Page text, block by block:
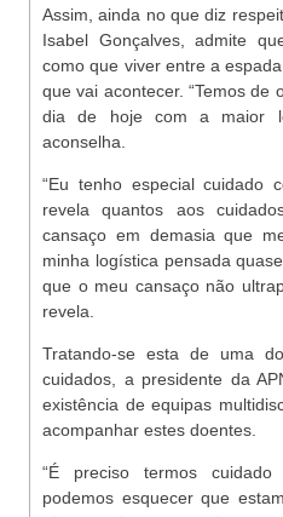
Assim, ainda no que diz
Isabel Gonçalves, admite
como que viver entre a
que vai acontecer. “Temos de
dia de hoje com a maior
aconselha.
“Eu tenho especial cuidado
revela quantos aos
cansaço em demasia que
minha logística pensada
que o meu cansaço não
revela.
Tratando-se esta de uma
cuidados, a presidente da
existência de equipas
acompanhar estes doentes.
“É preciso termos
podemos esquecer que